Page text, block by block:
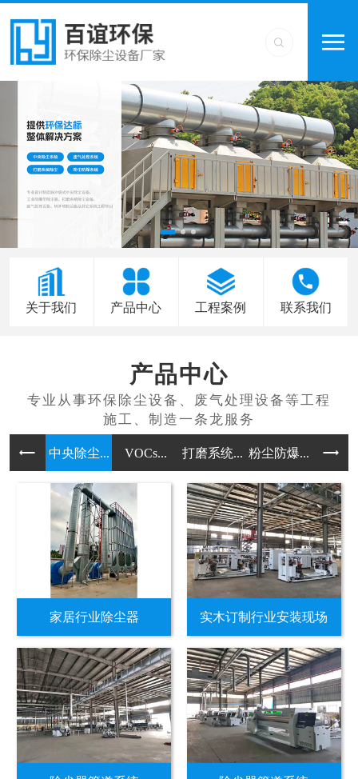
关于我们 产品中心 工程案例 联系我们
产品中心
中央除尘... VOCs... 打磨系统... 粉尘防爆... 无尘
家居行业除尘器 实木订制行业安装现场